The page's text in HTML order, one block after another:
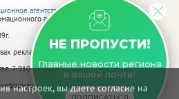
настроек, вы даете согласие на
НЕ ПРОПУСТИ!
Главные новости региона
в вашей почте!
агентство vRossii.ru
агентства vRossii.ru
рекламы.
7-910-267-70-40,
не предназначенную